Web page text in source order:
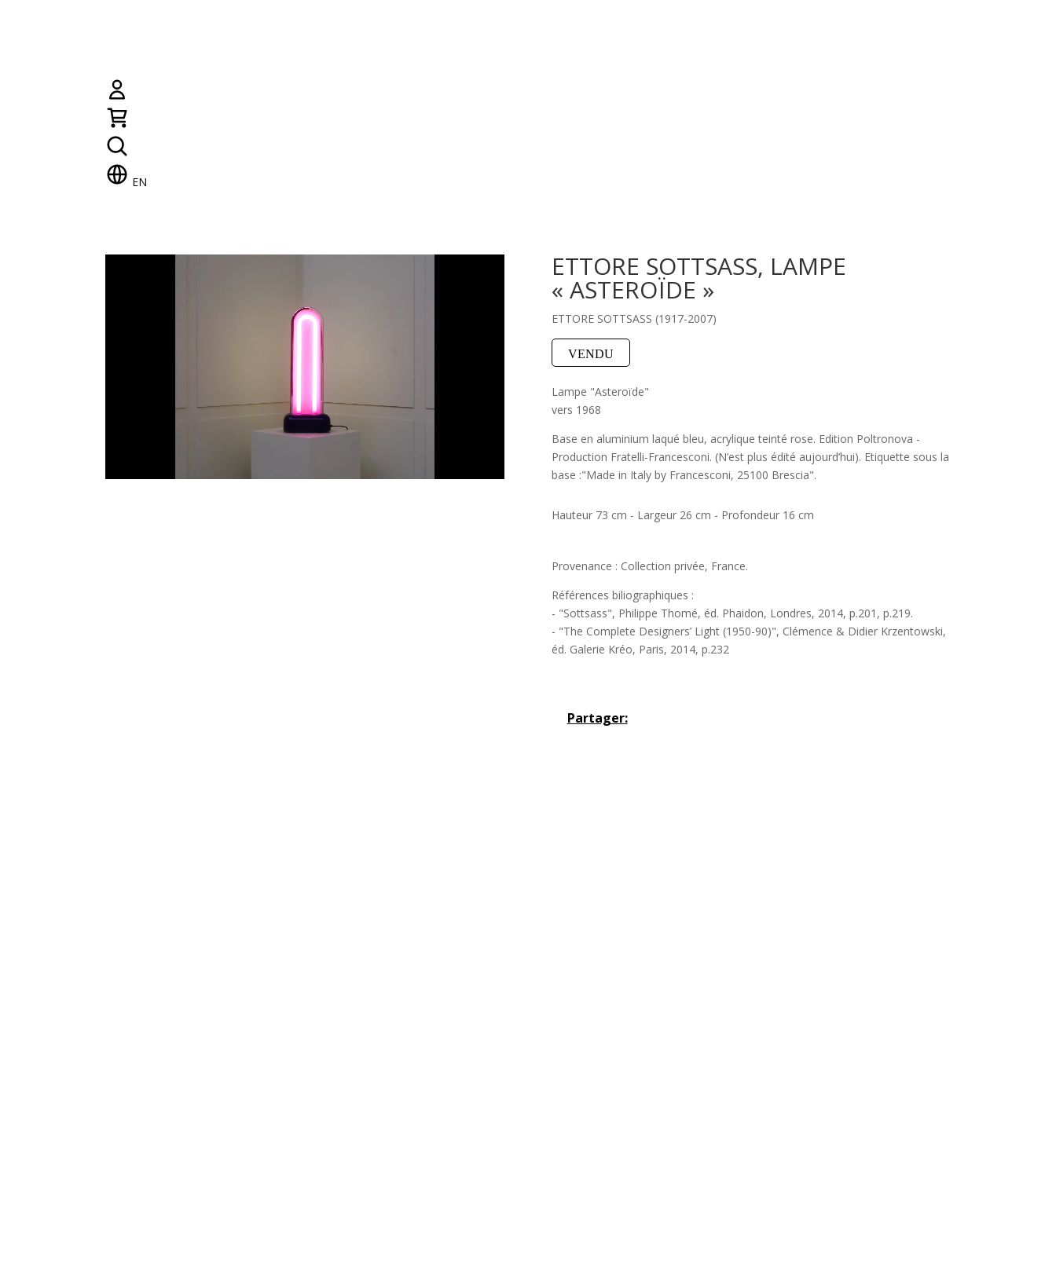
EN
ETTORE SOTTSASS, LAMPE
« ASTEROÏDE »
ETTORE SOTTSASS (1917-2007)
VENDU
Lampe "Asteroïde"
vers 1968
Base en aluminium laqué bleu, acrylique teinté rose. Edition Poltronova -
Production Fratelli-Francesconi. (N’est plus édité aujourd’hui). Etiquette sous la
base :"Made in Italy by Francesconi, 25100 Brescia".
Hauteur 73 cm - Largeur 26 cm - Profondeur 16 cm
Provenance : Collection privée, France.
Références biliographiques :
- "Sottsass", Philippe Thomé, éd. Phaidon, Londres, 2014, p.201, p.219.
- "The Complete Designers’ Light (1950-90)", Clémence & Didier Krzentowski,
éd. Galerie Kréo, Paris, 2014, p.232
Partager: